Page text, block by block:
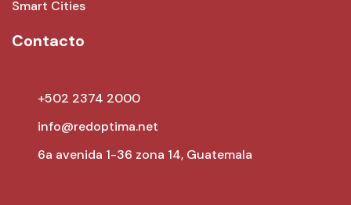
Smart Cities
Contacto
+502 2374 2000
info@redoptima.net
6a avenida 1-36 zona 14, Guatemala